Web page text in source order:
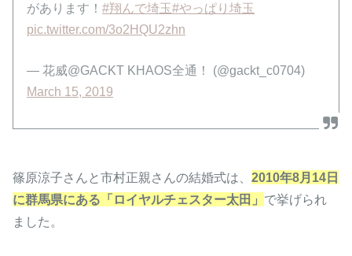
があります！#翔んで埼玉#やっぱり埼玉
pic.twitter.com/3o2HQU2zhn
— 花威@GACKT KHAOS全通！ (@gackt_c0704)
March 15, 2019
篠原涼子さんと市村正親さんの結婚式は、2010年8月14日
に群馬県にある「ロイヤルチェスター太田」 で挙げられ
ました。